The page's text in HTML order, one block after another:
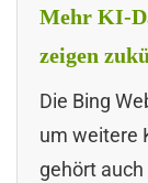
Mehr KI-
zeigen
Die Bing
um weitere
gehört